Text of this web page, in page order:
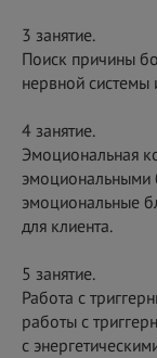
3 занятие.
Поиск причины
нервной системы
4 занятие.
Эмоциональная
эмоциональными
эмоциональные
для клиента.
5 занятие.
Работа с
работы с
с